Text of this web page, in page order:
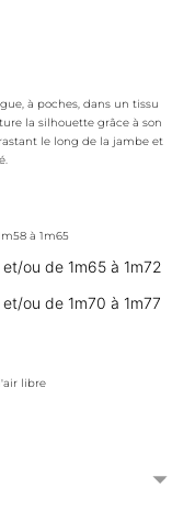
à poches, dans un tissu
la silhouette grâce à son
le long de la jambe et
à 1m65
ou de 1m65 à 1m72
ou de 1m70 à 1m77
libre